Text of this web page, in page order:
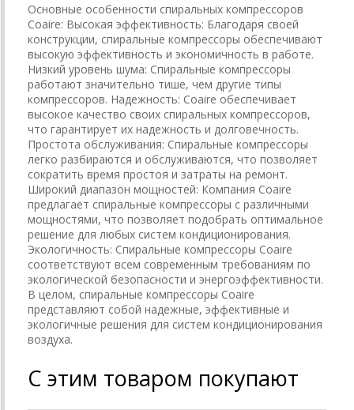
Основные особенности спиральных компрессоров
Coaire: Высокая эффективность: Благодаря своей
конструкции, спиральные компрессоры обеспечивают
высокую эффективность и экономичность в работе.
Низкий уровень шума: Спиральные компрессоры
работают значительно тише, чем другие типы
компрессоров. Надежность: Coaire обеспечивает
высокое качество своих спиральных компрессоров,
что гарантирует их надежность и долговечность.
Простота обслуживания: Спиральные компрессоры
легко разбираются и обслуживаются, что позволяет
сократить время простоя и затраты на ремонт.
Широкий диапазон мощностей: Компания Coaire
предлагает спиральные компрессоры с различными
мощностями, что позволяет подобрать оптимальное
решение для любых систем кондиционирования.
Экологичность: Спиральные компрессоры Coaire
соответствуют всем современным требованиям по
экологической безопасности и энергоэффективности.
В целом, спиральные компрессоры Coaire
представляют собой надежные, эффективные и
экологичные решения для систем кондиционирования
воздуха.
С этим товаром покупают